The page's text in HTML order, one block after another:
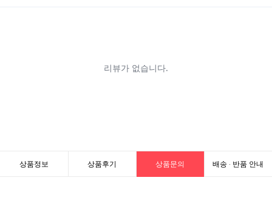
상품정보 상품후기 상품문의 배송 · 반품 안내